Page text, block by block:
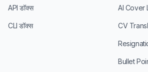
API डॉक्स
CLI डॉक्स
AI Cover
CV
Bullet